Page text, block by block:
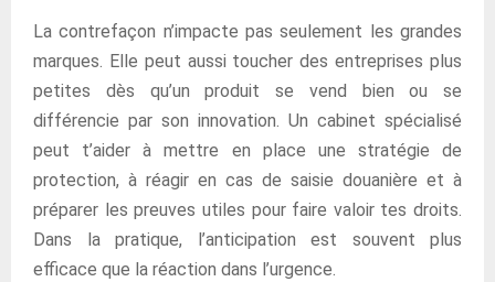
La contrefaçon n’impacte pas seulement les grandes
marques. Elle peut aussi toucher des entreprises plus
petites dès qu’un produit se vend bien ou se
différencie par son innovation. Un cabinet spécialisé
peut t’aider à mettre en place une stratégie de
protection, à réagir en cas de saisie douanière et à
préparer les preuves utiles pour faire valoir tes droits.
Dans la pratique, l’anticipation est souvent plus
efficace que la réaction dans l’urgence.